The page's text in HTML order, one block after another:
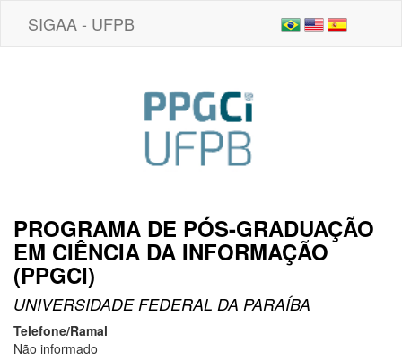
SIGAA - UFPB
PROGRAMA DE PÓS-GRADUAÇÃO
EM CIÊNCIA DA INFORMAÇÃO
(PPGCI)
UNIVERSIDADE FEDERAL DA PARAÍBA
Telefone/Ramal
Não informado